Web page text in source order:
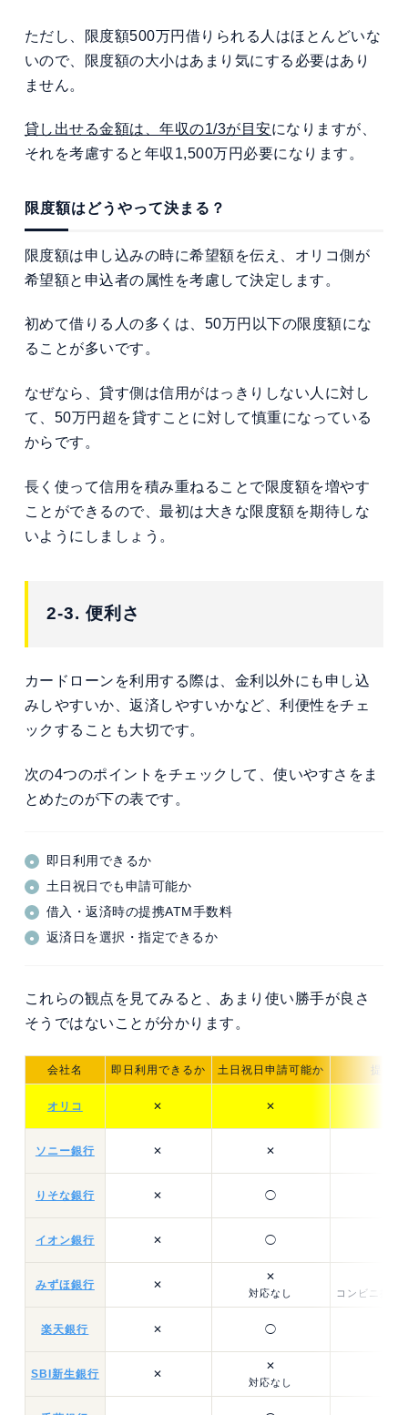
ただし、限度額500万円借りられる人はほとんどいな
いので、限度額の大小はあまり気にする必要はあり
ません。
貸し出せる金額は、年収の1/3が目安になりますが、
それを考慮すると年収1,500万円必要になります。
限度額はどうやって決まる？
限度額は申し込みの時に希望額を伝え、オリコ側が
希望額と申込者の属性を考慮して決定します。
初めて借りる人の多くは、50万円以下の限度額にな
ることが多いです。
なぜなら、貸す側は信用がはっきりしない人に対し
て、50万円超を貸すことに対して慎重になっている
からです。
長く使って信用を積み重ねることで限度額を増やす
ことができるので、最初は大きな限度額を期待しな
いようにしましょう。
2-3. 便利さ
カードローンを利用する際は、金利以外にも申し込
みしやすいか、返済しやすいかなど、利便性をチェ
ックすることも大切です。
次の4つのポイントをチェックして、使いやすさをま
とめたのが下の表です。
即日利用できるか
土日祝日でも申請可能か
借入・返済時の提携ATM手数料
返済日を選択・指定できるか
これらの観点を見てみると、あまり使い勝手が良さ
そうではないことが分かります。
会社名 即日利用できるか 土日祝日申請可能か 提携
オリコ ✕ ✕
ソニー銀行 ✕ ✕
りそな銀行 ✕ ◯
イオン銀行 ✕ ◯
みずほ銀行 ✕
✕
対応なし コンビニ提携
楽天銀行 ✕ ◯
SBI新生銀行 ✕
✕
対応なし